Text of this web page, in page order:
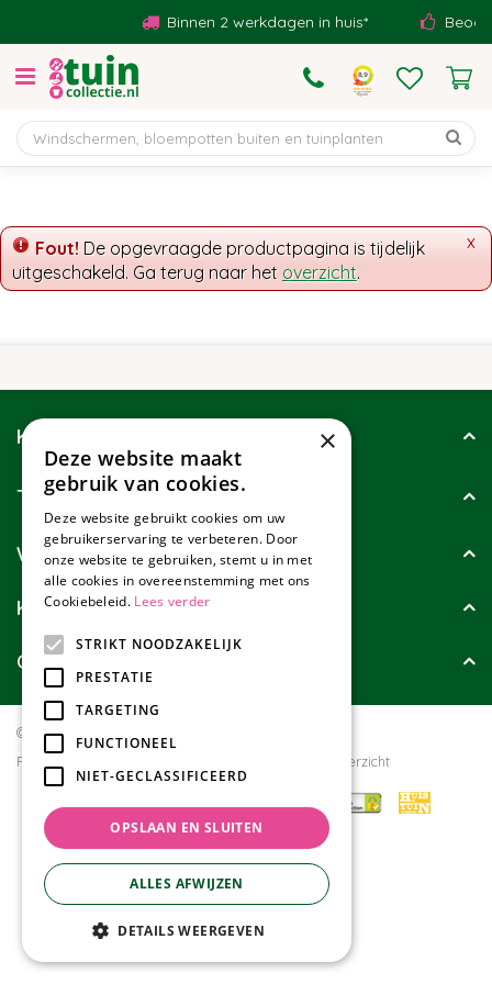
t
n
Binnen 2 werkdagen in huis*
x
Fout! De opgevraagde productpagina is tijdelijk
uitgeschakeld. Ga terug naar het overzicht.
Klantenservice
Tuincollectie
Wie zijn wij?
Klanten geven ons
Contact
© Tuincollectie.nl
Privacy policy
Tuincentrum Overzicht
×
Deze website maakt
gebruik van cookies.
Deze website gebruikt cookies om uw
gebruikerservaring te verbeteren. Door
onze website te gebruiken, stemt u in met
alle cookies in overeenstemming met ons
Cookiebeleid. Lees verder
STRIKT NOODZAKELIJK
PRESTATIE
TARGETING
FUNCTIONEEL
NIET-GECLASSIFICEERD
OPSLAAN EN SLUITEN
ALLES AFWIJZEN
DETAILS WEERGEVEN